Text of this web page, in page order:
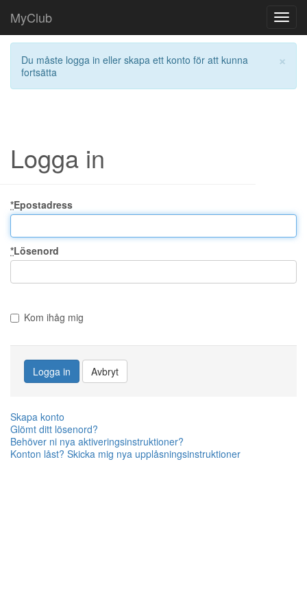
MyClub
×
Du måste logga in eller skapa ett konto för att kunna
fortsätta
Logga in
*Epostadress
*Lösenord
Kom ihåg mig
Logga in Avbryt
Skapa konto
Glömt ditt lösenord?
Behöver ni nya aktiveringsinstruktioner?
Konton låst? Skicka mig nya upplåsningsinstruktioner